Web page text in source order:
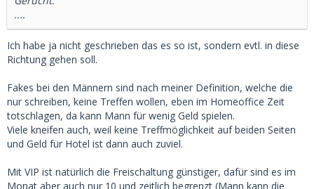
....
Ich habe ja nicht geschrieben das es so ist, sondern evtl. in diese
Richtung gehen soll.
Fakes bei den Männern sind nach meiner Definition, welche die
nur schreiben, keine Treffen wollen, eben im Homeoffice Zeit
totschlagen, da kann Mann für wenig Geld spielen.
Viele kneifen auch, weil keine Treffmöglichkeit auf beiden Seiten
und Geld für Hotel ist dann auch zuviel.
Mit VIP ist natürlich die Freischaltung günstiger, dafür sind es im
Monat aber auch nur 10 und zeitlich begrenzt (Mann kann die